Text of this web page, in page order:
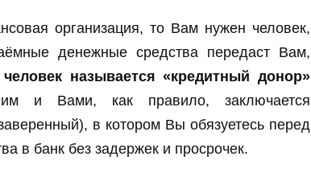
организация, то Вам нужен человек,
денежные средства передаст Вам,
называется «кредитный донор»
и Вами, как правило, заключается
в котором Вы обязуетесь перед
в банк без задержек и просрочек.